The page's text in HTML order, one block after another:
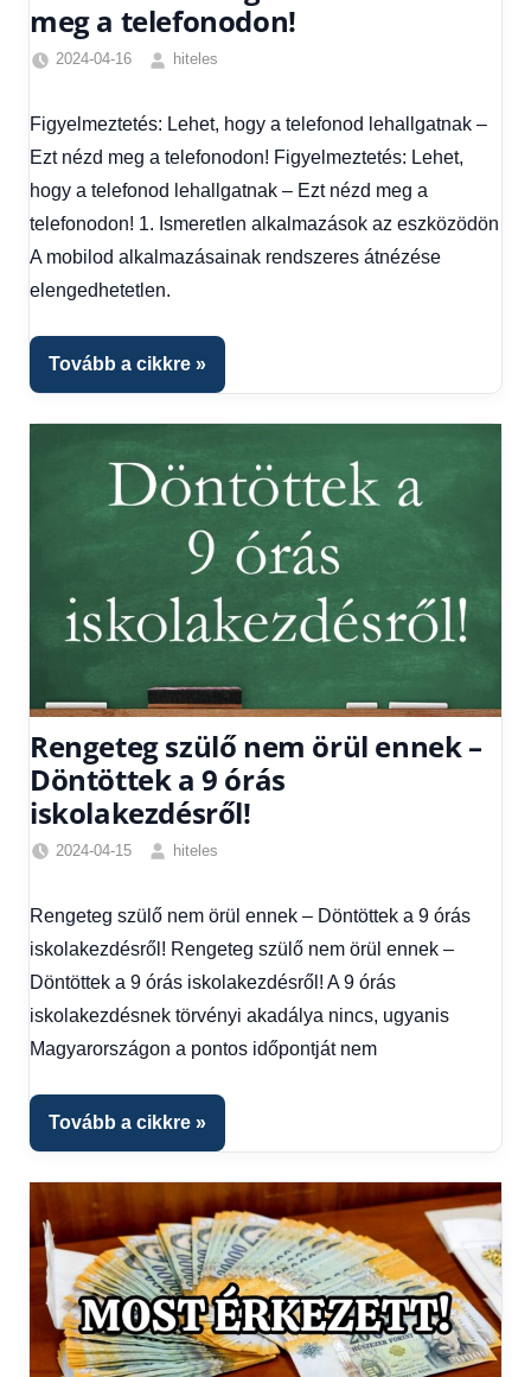
meg a telefonodon!
2024-04-16
hiteles
hírek
Hírek
1
kézből
fórum
Figyelmeztetés: Lehet, hogy a telefonod lehallgatnak –
Ezt nézd meg a telefonodon! Figyelmeztetés: Lehet,
hogy a telefonod lehallgatnak – Ezt nézd meg a
telefonodon! 1. Ismeretlen alkalmazások az eszközödön
A mobilod alkalmazásainak rendszeres átnézése
elengedhetetlen.
Tovább a cikkre
Rengeteg szülő nem örül ennek –
Döntöttek a 9 órás
iskolakezdésről!
2024-04-15
hiteles
hírek,
Hírek,
Hírek
1
Rengeteg szülő nem örül ennek – Döntöttek a 9 órás
iskolakezdésről! Rengeteg szülő nem örül ennek –
Döntöttek a 9 órás iskolakezdésről! A 9 órás
iskolakezdésnek törvényi akadálya nincs, ugyanis
Magyarországon a pontos időpontját nem
Tovább a cikkre